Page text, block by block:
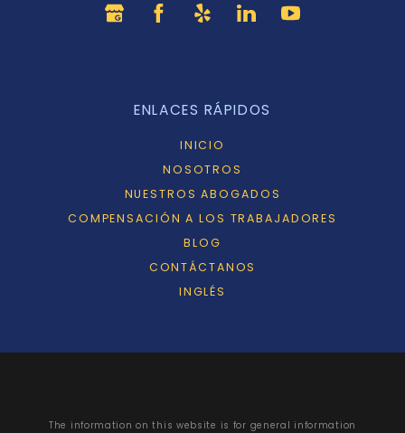
ENLACES RÁPIDOS
INICIO
NOSOTROS
NUESTROS ABOGADOS
COMPENSACIÓN A LOS TRABAJADORES
BLOG
CONTÁCTANOS
INGLÉS
The information on this website is for general information